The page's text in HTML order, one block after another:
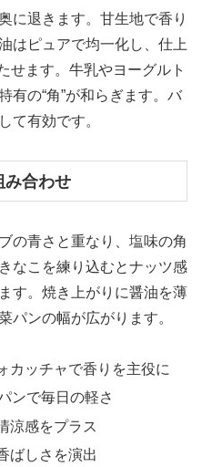
に退きます。甘生地で香り
はピュアで均一化し、仕上
せます。牛乳やヨーグルト
有の“角”が和らぎます。バ
て有効です。
み合わせ
の青さと重なり、塩味の角
なこを練り込むとナッツ感
す。焼き上がりに醤油を薄
パンの幅が広がります。
カッチャで香りを主役に
ンで毎日の軽さ
涼感をプラス
ばしさを演出